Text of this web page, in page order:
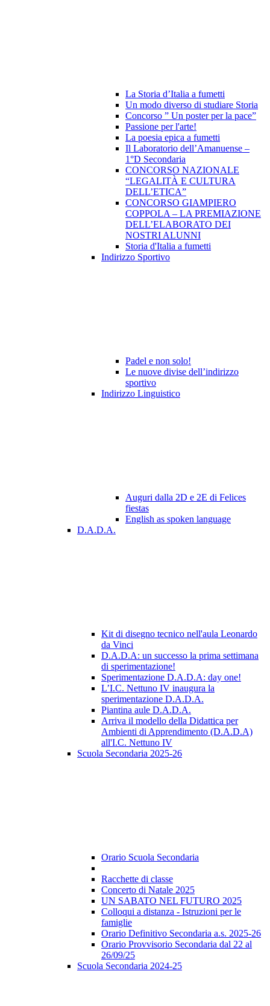
La Storia d’Italia a fumetti
Un modo diverso di studiare Storia
Concorso ” Un poster per la pace”
Passione per l'arte!
La poesia epica a fumetti
Il Laboratorio dell’Amanuense –
1°D Secondaria
CONCORSO NAZIONALE
“LEGALITÀ E CULTURA
DELL’ETICA”
CONCORSO GIAMPIERO
COPPOLA – LA PREMIAZIONE
DELL’ELABORATO DEI
NOSTRI ALUNNI
Storia d'Italia a fumetti
Indirizzo Sportivo
Padel e non solo!
Le nuove divise dell’indirizzo
sportivo
Indirizzo Linguistico
Auguri dalla 2D e 2E di Felices
fiestas
English as spoken language
D.A.D.A.
Kit di disegno tecnico nell'aula Leonardo
da Vinci
D.A.D.A: un successo la prima settimana
di sperimentazione!
Sperimentazione D.A.D.A: day one!
L’I.C. Nettuno IV inaugura la
sperimentazione D.A.D.A.
Piantina aule D.A.D.A.
Arriva il modello della Didattica per
Ambienti di Apprendimento (D.A.D.A)
all'I.C. Nettuno IV
Scuola Secondaria 2025-26
Orario Scuola Secondaria
Racchette di classe
Concerto di Natale 2025
UN SABATO NEL FUTURO 2025
Colloqui a distanza - Istruzioni per le
famiglie
Orario Definitivo Secondaria a.s. 2025-26
Orario Provvisorio Secondaria dal 22 al
26/09/25
Scuola Secondaria 2024-25